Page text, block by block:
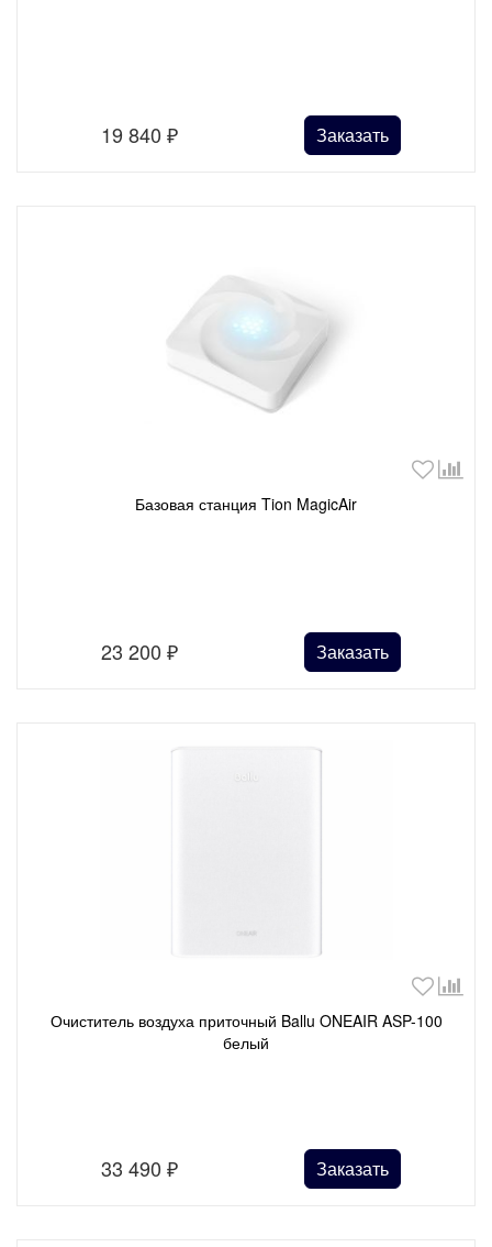
19 840₽ Заказать
Базовая станция Tion MagicAir
23 200₽ Заказать
Очиститель воздуха приточный Ballu ONEAIR ASP-100
белый
33 490₽ Заказать